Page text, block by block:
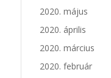
2020. május
2020. április
2020. március
2020. február